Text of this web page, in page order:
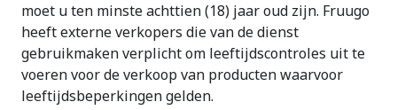
moet u ten minste achttien (18) jaar oud zijn. Fruugo
heeft externe verkopers die van de dienst
gebruikmaken verplicht om leeftijdscontroles uit te
voeren voor de verkoop van producten waarvoor
leeftijdsbeperkingen gelden.